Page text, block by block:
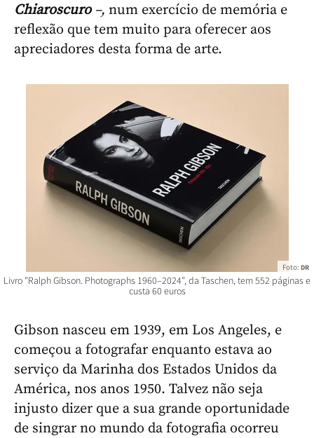
Chiaroscuro–, num exercício de memória e
reflexão que tem muito para oferecer aos
apreciadores desta forma de arte.
Livro "Ralph Gibson. Photographs 1960–2024", da Taschen, tem 552 páginas e
custa 60 euros
Foto: DR
Gibson nasceu em 1939, em Los Angeles, e
começou a fotografar enquanto estava ao
serviço da Marinha dos Estados Unidos da
América, nos anos 1950. Talvez não seja
injusto dizer que a sua grande oportunidade
de singrar no mundo da fotografia ocorreu